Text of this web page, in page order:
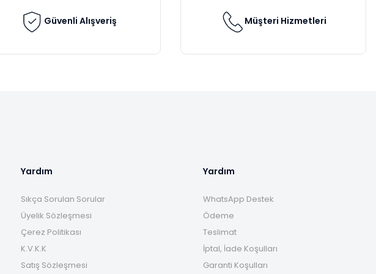
Güvenli Alışveriş Müşteri Hizmetleri
Yardım
Sıkça Sorulan Sorular
Üyelik Sözleşmesi
Çerez Politikası
K.V.K.K
Satış Sözleşmesi
Yardım
WhatsApp Destek
Ödeme
Teslimat
İptal, İade Koşulları
Garanti Koşulları